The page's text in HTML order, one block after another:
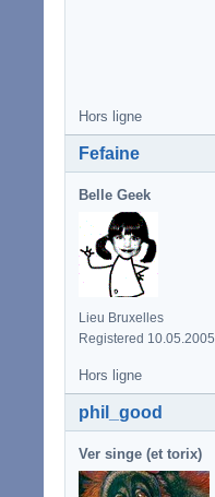
Hors ligne
Fefaine
Belle Geek
Lieu Bruxelles
Registered 10.05.2005
Hors ligne
phil_good
Ver singe (et torix)